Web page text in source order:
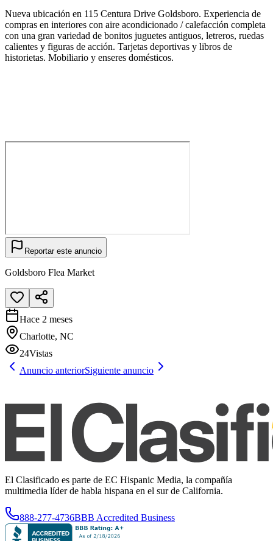
Nueva ubicación en 115 Centura Drive Goldsboro. Experiencia de
compras en interiores con aire acondicionado / calefacción completa
con una gran variedad de bonitos juguetes antiguos, letreros, ruedas
calientes y figuras de acción. Tarjetas deportivas y libros de
historietas. Mobiliario y enseres domésticos.
Reportar este anuncio
Goldsboro Flea Market
Hace 2 meses
Charlotte, NC
24Vistas
Anuncio anteriorSiguiente anuncio
El Clasificado es parte de EC Hispanic Media, la compañía
multimedia líder de habla hispana en el sur de California.
888-277-4736BBB Accredited Business